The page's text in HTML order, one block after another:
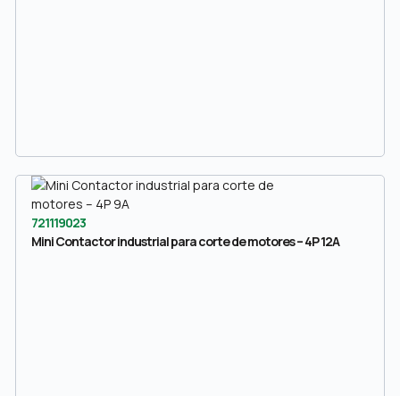
721119023
Mini Contactor industrial para corte de motores – 4P 12A